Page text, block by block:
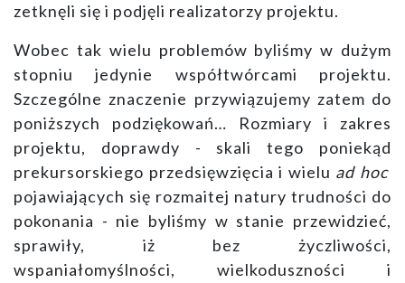
zetknęli się i podjęli realizatorzy projektu.
Wobec tak wielu problemów byliśmy w dużym
stopniu jedynie współtwórcami projektu.
Szczególne znaczenie przywiązujemy zatem do
poniższych podziękowań… Rozmiary i zakres
projektu, doprawdy - skali tego poniekąd
prekursorskiego przedsięwzięcia i wielu ad hoc
pojawiających się rozmaitej natury trudności do
pokonania - nie byliśmy w stanie przewidzieć,
sprawiły, iż bez życzliwości,
wspaniałomyślności, wielkoduszności i